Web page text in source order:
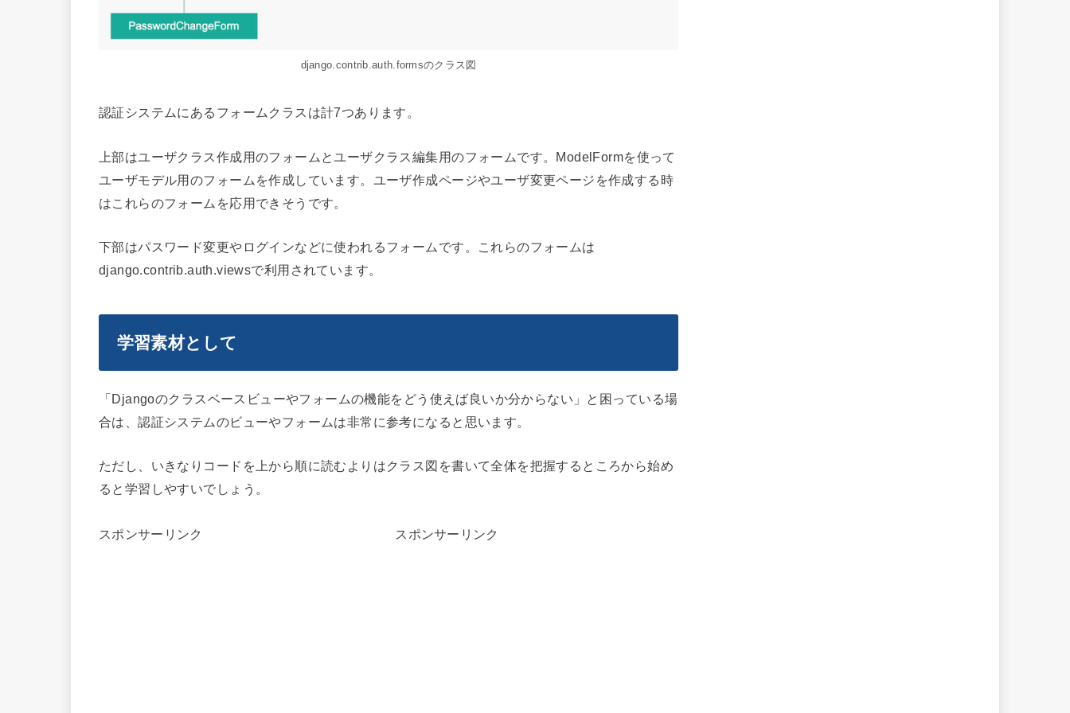
django.contrib.auth.formsのクラス図
認証システムにあるフォームクラスは計7つあります。
上部はユーザクラス作成用のフォームとユーザクラス編集用のフォームです。ModelFormを使って
ユーザモデル用のフォームを作成しています。ユーザ作成ページやユーザ変更ページを作成する時
はこれらのフォームを応用できそうです。
下部はパスワード変更やログインなどに使われるフォームです。これらのフォームは
django.contrib.auth.viewsで利用されています。
学習素材として
「Djangoのクラスベースビューやフォームの機能をどう使えば良いか分からない」と困っている場
合は、認証システムのビューやフォームは非常に参考になると思います。
ただし、いきなりコードを上から順に読むよりはクラス図を書いて全体を把握するところから始め
ると学習しやすいでしょう。
スポンサーリンク スポンサーリンク